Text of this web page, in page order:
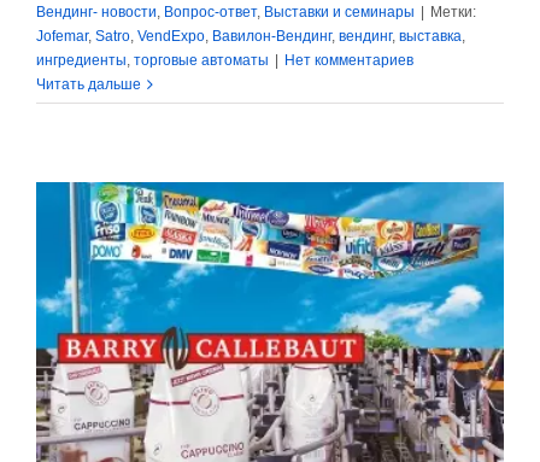
Вендинг- новости, Вопрос-ответ, Выставки и семинары
Метки:
Jofemar, Satro, VendExpo, Вавилон-Вендинг, вендинг, выставка,
ингредиенты, торговые автоматы
Нет комментариев
Читать дальше